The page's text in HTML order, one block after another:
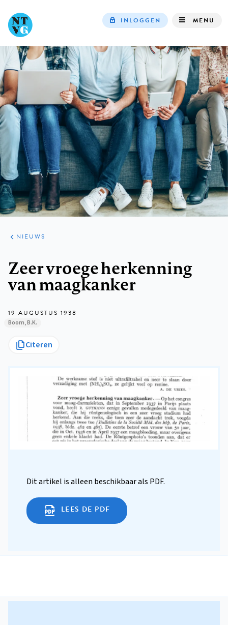
navigation
INLOGGEN MENU
ARTIKELEN
HET
KORT
NIEUWS
Zeer vroege herkenning
van maagkanker
19 AUGUSTUS 1938
Boom, B.K.
Citeren
Dit artikel is alleen beschikbaar als PDF.
LEES DE PDF